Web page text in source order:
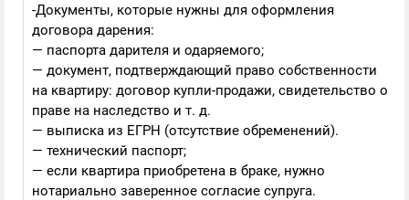
-Документы, которые нужны для оформления
договора дарения:
— паспорта дарителя и одаряемого;
— документ, подтверждающий право собственности
на квартиру: договор купли-продажи, свидетельство о
праве на наследство и т. д.
— выписка из ЕГРН (отсутствие обременений).
— технический паспорт;
— если квартира приобретена в браке, нужно
нотариально заверенное согласие супруга.